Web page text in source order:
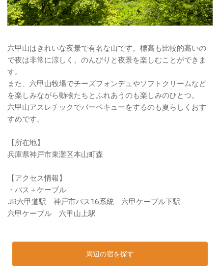
六甲山はきれいな夜景で有名な山です。標高も比較的高いの
で夜は非常に涼しく、のんびりと夜景を楽しむことができま
す。
また、六甲山牧場でチーズフォンデュやソフトクリームなど
を楽しみながら動物たちとふれあうのも楽しみのひとつ。
六甲山アスレチックでバーベキューをするのも夏らしくおす
すめです。
【所在地】
兵庫県神戸市東灘区本山町森
【アクセス情報】
・バス＋ケーブル
JR六甲道駅 神戸市バス16系統 六甲ケーブル下駅
六甲ケーブル 六甲山上駅
周辺の宿を探す